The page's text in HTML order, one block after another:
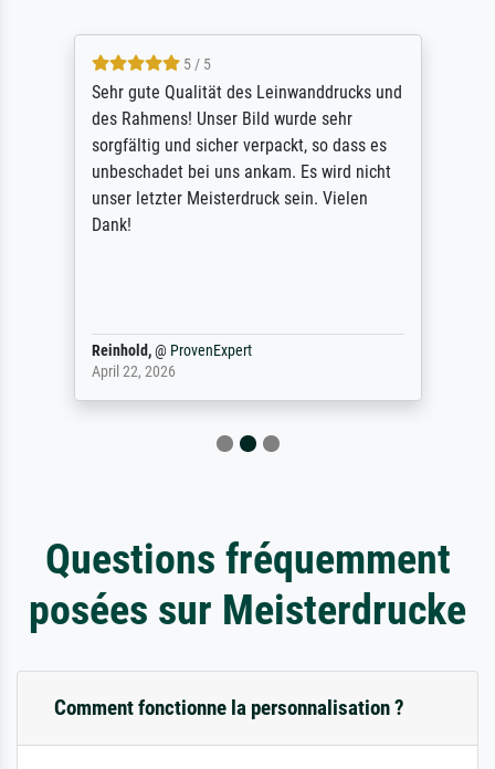
5 / 5
Sehr gute Qualität des Leinwanddrucks und
des Rahmens! Unser Bild wurde sehr
sorgfältig und sicher verpackt, so dass es
unbeschadet bei uns ankam. Es wird nicht
unser letzter Meisterdruck sein. Vielen
Dank!
Reinhold,@ ProvenExpert
April 22, 2026
Questions fréquemment
posées sur Meisterdrucke
Comment fonctionne la personnalisation ?